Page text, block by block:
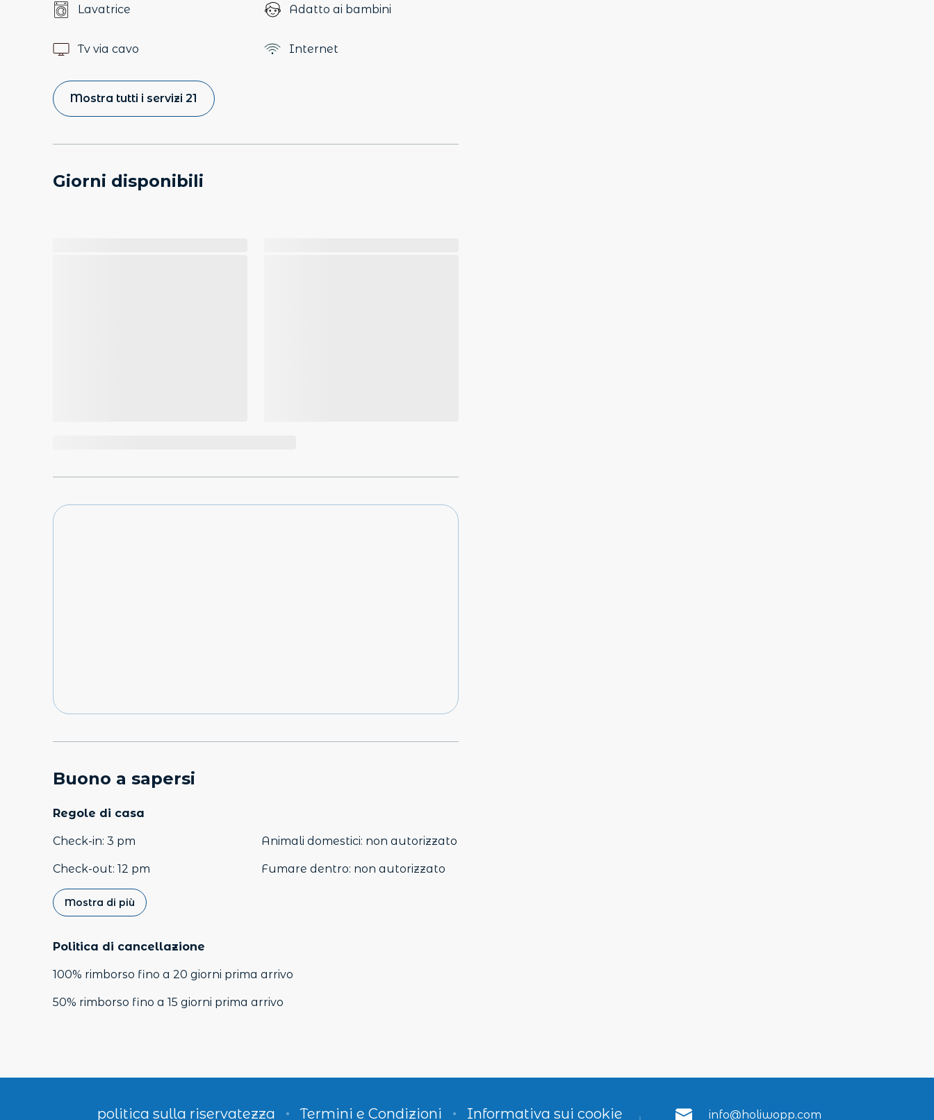
Lavatrice Adatto ai bambini
Tv via cavo Internet
Mostra tutti i servizi 21
Giorni disponibili
Buono a sapersi
Regole di casa
Check-in: 3 pm
Check-out: 12 pm
Animali domestici: non autorizzato
Fumare dentro: non autorizzato
Mostra di più
Politica di cancellazione
100% rimborso fino a 20 giorni prima arrivo
50% rimborso fino a 15 giorni prima arrivo
politica sulla riservatezza Termini e Condizioni Informativa sui cookie info@holiwopp.com